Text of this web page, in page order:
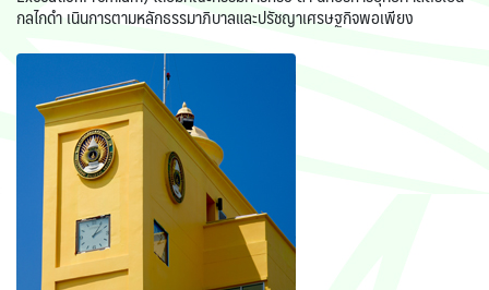
กลไกดำ เนินการตามหลักธรรมาภิบาลและปรัชญาเศรษฐกิจพอเพียง